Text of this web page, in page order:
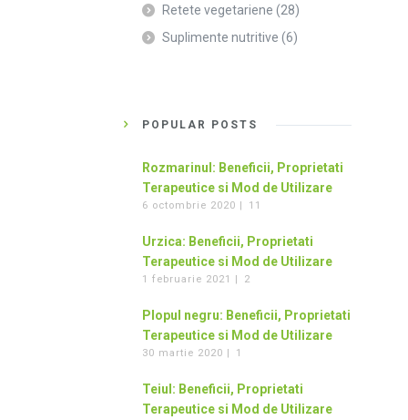
Retete vegetariene (28)
Suplimente nutritive (6)
POPULAR POSTS
Rozmarinul: Beneficii, Proprietati
Terapeutice si Mod de Utilizare
6 octombrie 2020 | 11
Urzica: Beneficii, Proprietati
Terapeutice si Mod de Utilizare
1 februarie 2021 | 2
Plopul negru: Beneficii, Proprietati
Terapeutice si Mod de Utilizare
30 martie 2020 | 1
Teiul: Beneficii, Proprietati
Terapeutice si Mod de Utilizare